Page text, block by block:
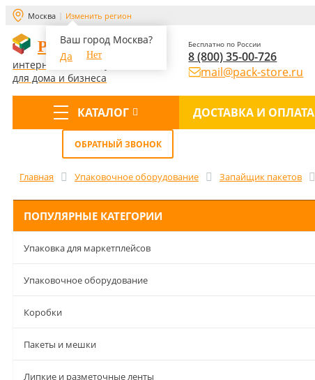
Москва Изменить регион
Ваш город Москва?
Да
Нет
PACK-STORE
интернет-магазин упаковки
для дома и бизнеса
Бесплатно по России
8 (800) 35-00-726
mail@pack-store.ru
КАТАЛОГ ДОСТАВКА И ОПЛАТА
ОБРАТНЫЙ ЗВОНОК
Главная Упаковочное оборудование Запайщик пакетов
ПОПУЛЯРНЫЕ КАТЕГОРИИ
Упаковка для маркетплейсов
Упаковочное оборудование
Коробки
Пакеты и мешки
Липкие и разметочные ленты